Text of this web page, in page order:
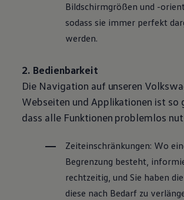
Bildschirmgrößen und -
sodass sie immer perfekt
werden.
2. Bedienbarkeit
Die Navigation auf unseren
Webseiten und Applikationen ist so
dass alle Funktionen problemlos
Zeiteinschränkungen: Wo
Begrenzung besteht,
rechtzeitig, und Sie haben
diese nach Bedarf zu